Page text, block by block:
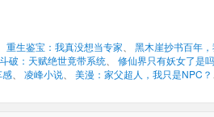
重生鉴宝：我真没想当专家 黑木崖抄书百年
破：天赋绝世竟带系统 修仙界只有妖女了是吗
感 凌峰小说 美漫：家父超人，我只是NPC？